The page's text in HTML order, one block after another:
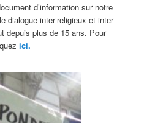
d’information sur notre
dialogue inter-religieux et inter-
depuis plus de 15 ans. Pour
ici.